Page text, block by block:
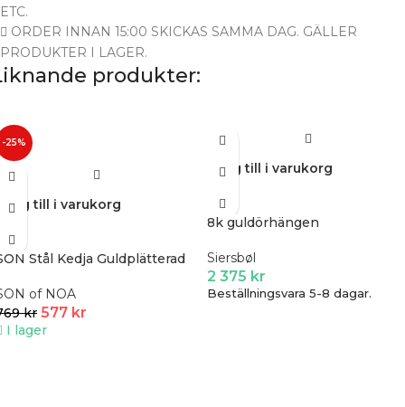
ETC.
ORDER INNAN 15:00 SKICKAS SAMMA DAG. GÄLLER
PRODUKTER I LAGER.
produkter:
-25%
till i varukorg
Stål Kedja Guldplätterad
of NOA
kr 577 kr
I lager
Lägg till i varukorg
8k guldörhängen
Siersbøl
2 375 kr
Beställningsvara 5-8 dagar.